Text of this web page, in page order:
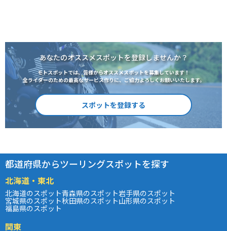
あなたのオススメスポットを登録しませんか？
モトスポットでは、皆様からオススメスポットを募集しています！
全ライダーのための最高なサービス作りに、ご協力よろしくお願いいたします。
スポットを登録する
都道府県からツーリングスポットを探す
北海道・東北
北海道のスポット青森県のスポット岩手県のスポット
宮城県のスポット秋田県のスポット山形県のスポット
福島県のスポット
関東